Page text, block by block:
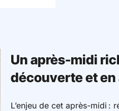
Un après-midi
découverte et
L’enjeu de cet après-midi :